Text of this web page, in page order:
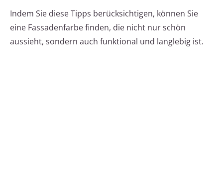
Indem Sie diese Tipps berücksichtigen, können Sie
eine Fassadenfarbe finden, die nicht nur schön
aussieht, sondern auch funktional und langlebig ist.